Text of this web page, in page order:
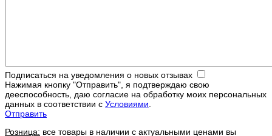
Подписаться на уведомления о новых отзывах
Нажимая кнопку "Отправить", я подтверждаю свою
дееспособность, даю согласие на обработку моих персональных
данных в соответствии с Условиями.
Отправить
Розница: все товары в наличии с актуальными ценами вы